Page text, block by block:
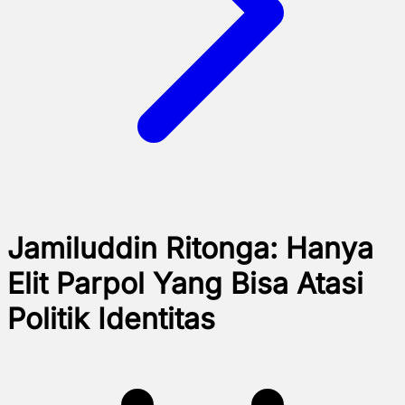
Jamiluddin Ritonga: Hanya
Elit Parpol Yang Bisa Atasi
Politik Identitas